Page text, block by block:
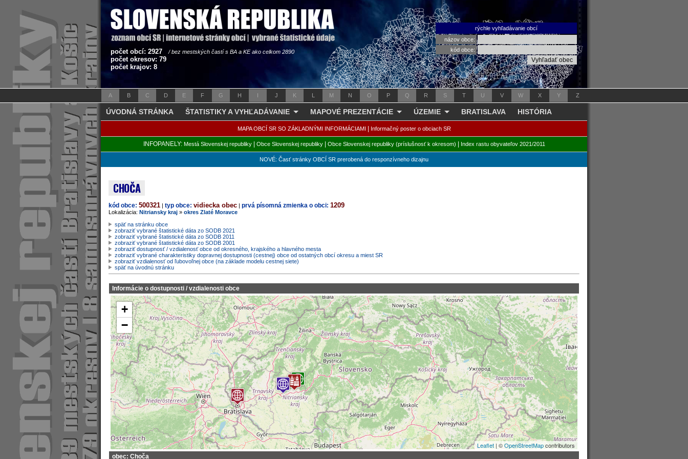
počet obcí: 2927 / bez mestských častí s BA a KE ako celkom 2890
počet okresov: 79
počet krajov: 8
rýchle vyhľadávanie obcí
názov obce:
kód obce:
A B C D E F G H I J K L M N O P Q R S T U V W X Y Z
ÚVODNÁ STRÁNKA ŠTATISTIKY A VYHĽADÁVANIE MAPOVÉ PREZENTÁCIE ÚZEMIE BRATISLAVA HISTÓRIA
MAPA OBCÍ SR SO ZÁKLADNÝMI INFORMÁCIAMI Informačný poster o obciach SR
INFOPANELY: Mestá Slovenskej republiky| Obce Slovenskej republiky| Obce Slovenskej republiky (príslušnosť k okresom) Index rastu obyvateľov 2021/2011
NOVÉ: Časť stránky OBCÍ SR prerobená do responzívneho dizajnu
CHOČA
kód obce: 500321 | typ obce: vidiecka obec | prvá písomná zmienka o obci: 1209
Lokalizácia: Nitriansky kraj » okres Zlaté Moravce
späť na stránku obce
zobraziť vybrané štatistické dáta zo SODB 2021
zobraziť vybrané štatistické dáta zo SODB 2011
zobraziť vybrané štatistické dáta zo SODB 2001
zobraziť dostupnosť / vzdialenosť obce od okresného, krajského a hlavného mesta
zobraziť vybrané charakteristiky dopravnej dostupnosti (cestnej) obce od ostatných obcí okresu a miest SR
zobraziť vzdialenosť od ľubovoľnej obce (na základe modelu cestnej siete)
späť na úvodnú stránku
Informácie o dostupnosti / vzdialenosti obce
+
−
Leaflet | ©OpenStreetMapcontributors
obec: Choča